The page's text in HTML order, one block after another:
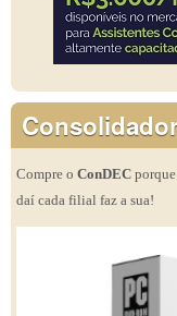
Compre o ConDEC
daí cada filial faz a sua!